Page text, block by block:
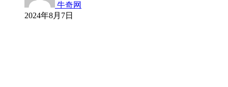
牛奇网
2024年8月7日